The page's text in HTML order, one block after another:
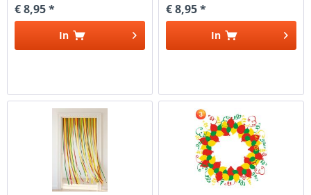
€ 8,95 *
In
€ 8,95 *
In